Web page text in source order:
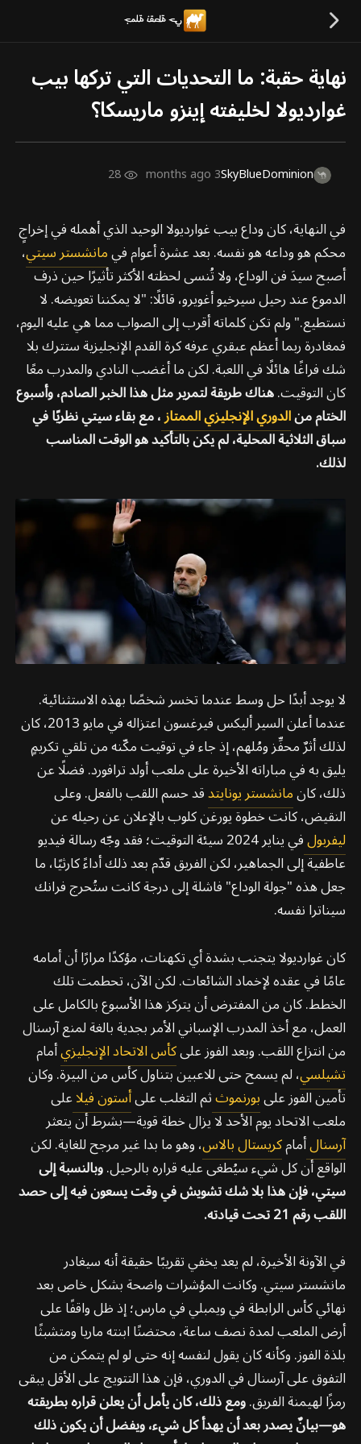
نهاية حقبة: ما التحديات التي تركها بيب
غوارديولا لخليفته إينزو ماريسكا؟
SkyBlueDominion
3 months ago
28
في النهاية، كان وداع بيب غوارديولا الوحيد الذي أهمله في إخراجٍ
محكم هو وداعه هو نفسه. بعد عشرة أعوام فيمانشستر سيتي،
أصبح سيدَ فن الوداع، ولا تُنسى لحظته الأكثر تأثيرًا حين ذرف
الدموع عند رحيل سيرخيو أغويرو، قائلًا: "لا يمكننا تعويضه. لا
نستطيع." ولم تكن كلماته أقرب إلى الصواب مما هي عليه اليوم،
فمغادرة ربما أعظم عبقري عرفه كرة القدم الإنجليزية ستترك بلا
شك فراغًا هائلًا في اللعبة. لكن ما أغضب النادي والمدرب معًا
كان التوقيت.هناك طريقة لتمرير مثل هذا الخبر الصادم، وأسبوع
الختام منالدوري الإنجليزي الممتاز، مع بقاء سيتي نظريًا في
سباق الثلاثية المحلية، لم يكن بالتأكيد هو الوقت المناسب
لذلك.
لا يوجد أبدًا حل وسط عندما تخسر شخصًا بهذه الاستثنائية.
عندما أعلن السير أليكس فيرغسون اعتزاله في مايو 2013، كان
لذلك أثرٌ محفِّز ومُلهم، إذ جاء في توقيت مكّنه من تلقي تكريمٍ
يليق به في مباراته الأخيرة على ملعب أولد ترافورد. فضلًا عن
ذلك، كانمانشستر يونايتدقد حسم اللقب بالفعل. وعلى
النقيض، كانت خطوة يورغن كلوب بالإعلان عن رحيله عن
ليفربول
في يناير 2024 سيئة التوقيت؛ فقد وجّه رسالة فيديو
عاطفية إلى الجماهير، لكن الفريق قدّم بعد ذلك أداءً كارثيًا، ما
جعل هذه "جولة الوداع" فاشلة إلى درجة كانت ستُحرج فرانك
سيناترا نفسه.
كان غوارديولا يتجنب بشدة أي تكهنات، مؤكدًا مرارًا أن أمامه
عامًا في عقده لإخماد الشائعات. لكن الآن، تحطمت تلك
الخطط. كان من المفترض أن يتركز هذا الأسبوع بالكامل على
العمل، مع أخذ المدرب الإسباني الأمر بجدية بالغة لمنع آرسنال
من انتزاع اللقب. وبعد الفوز علىكأس الاتحاد الإنجليزيأمام
تشيلسي، لم يسمح حتى للاعبين بتناول كأس من البيرة. وكان
تأمين الفوز علىبورنموثثم التغلب علىأستون فيلاعلى
ملعب الاتحاد يوم الأحد لا يزال خطة قوية—بشرط أن يتعثر
آرسنالأمامكريستال بالاس، وهو ما بدا غير مرجح للغاية. لكن
الواقع أن كل شيء سيُطغى عليه قراره بالرحيل.وبالنسبة إلى
سيتي، فإن هذا بلا شك تشويش في وقت يسعون فيه إلى حصد
اللقب رقم 21 تحت قيادته.
في الآونة الأخيرة، لم يعد يخفي تقريبًا حقيقة أنه سيغادر
مانشستر سيتي. وكانت المؤشرات واضحة بشكل خاص بعد
نهائي كأس الرابطة في ويمبلي في مارس؛ إذ ظل واقفًا على
أرض الملعب لمدة نصف ساعة، محتضنًا ابنته ماريا ومتشبثًا
بلذة الفوز. وكأنه كان يقول لنفسه إنه حتى لو لم يتمكن من
التفوق على آرسنال في الدوري، فإن هذا التتويج على الأقل يبقى
رمزًا لهيمنة الفريق.ومع ذلك، كان يأمل أن يعلن قراره بطريقته
هو—بيانٌ يصدر بعد أن يهدأ كل شيء، ويفضل أن يكون ذلك